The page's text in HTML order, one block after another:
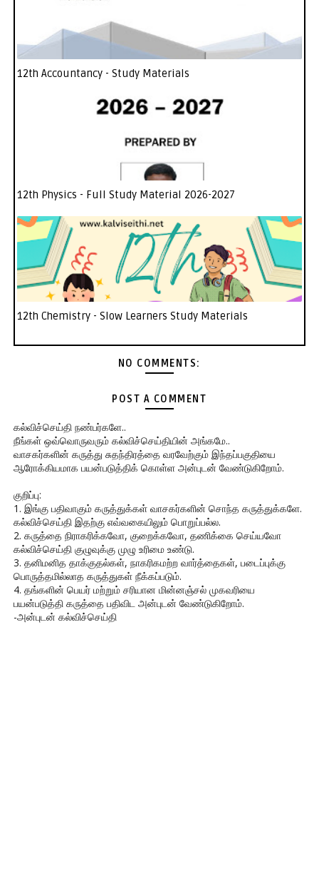
12th Accountancy - Study Materials
12th Physics - Full Study Material 2026-2027
12th Chemistry - Slow Learners Study Materials
NO COMMENTS:
POST A COMMENT
கல்விச்செய்தி நண்பர்களே..
நீங்கள் ஒவ்வொருவரும் கல்விச்செய்தியின் அங்கமே..
வாசகர்களின் கருத்து சுதந்திரத்தை வரவேற்கும் இந்தப்பகுதியை
ஆரோக்கியமாக பயன்படுத்திக் கொள்ள அன்புடன் வேண்டுகிறோம்.
குறிப்பு:
1. இங்கு பதிவாகும் கருத்துக்கள் வாசகர்களின் சொந்த கருத்துக்களே.
கல்விச்செய்தி இதற்கு எவ்வகையிலும் பொறுப்பல்ல.
2. கருத்தை நிராகரிக்கவோ, குறைக்கவோ, தணிக்கை செய்யவோ
கல்விச்செய்தி குழுவுக்கு முழு உரிமை உண்டு.
3. தனிமனித தாக்குதல்கள், நாகரிகமற்ற வார்த்தைகள், படைப்புக்கு
பொருத்தமில்லாத கருத்துகள் நீக்கப்படும்.
4. தங்களின் பெயர் மற்றும் சரியான மின்னஞ்சல் முகவரியை
பயன்படுத்தி கருத்தை பதிவிட அன்புடன் வேண்டுகிறோம்.
-அன்புடன் கல்விச்செய்தி